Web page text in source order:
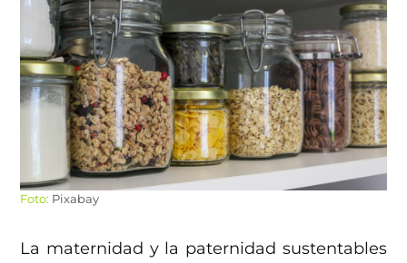
Foto: Pixabay
La maternidad y la paternidad sustentables